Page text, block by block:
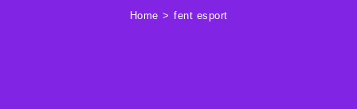
Home fent esport